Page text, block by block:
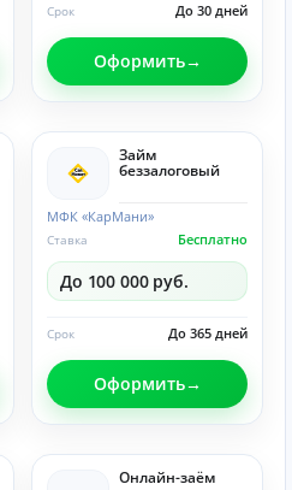
До 30 дней
Срок
Оформить
Займ
беззалоговый
МФК «КарМани»
Бесплатно
Ставка
До 100 000 руб.
До 365 дней
Срок
Оформить
Онлайн-заём